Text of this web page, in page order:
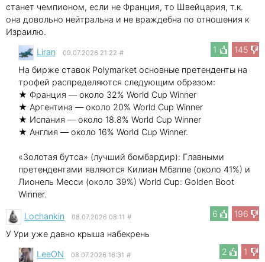
станет чемпионом, если не Франция, то Швейцария, т.к.
она довольно нейтральна и не враждебна по отношения к
Израилю.
1
145
Liran 09.07.2026 21:22 #
На бирже ставок Polymarket основные претенденты на
трофей распределяются следующим образом:
★ Франция — около 32% World Cup Winner
★ Аргентина — около 20% World Cup Winner
★ Испания — около 18.8% World Cup Winner
★ Англия — около 16% World Cup Winner.
«Золотая бутса» (лучший бомбардир): Главными
претендентами являются Килиан Мбаппе (около 41%) и
Лионель Месси (около 39%) World Cup: Golden Boot
Winner.
6
196
Lochankin 08.07.2026 08:11 #
У Ури уже давно крыша набекрень
2
1
LeeON 08.07.2026 16:31 #